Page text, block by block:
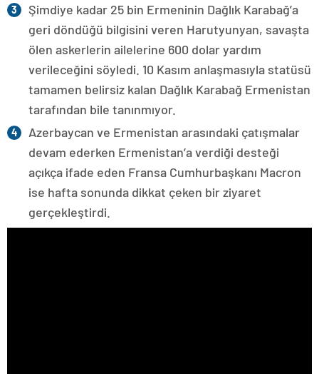
Şimdiye kadar 25 bin Ermeninin Dağlık Karabağ’a
geri döndüğü bilgisini veren Harutyunyan, savaşta
ölen askerlerin ailelerine 600 dolar yardım
verileceğini söyledi. 10 Kasım anlaşmasıyla statüsü
tamamen belirsiz kalan Dağlık Karabağ Ermenistan
tarafından bile tanınmıyor.
Azerbaycan ve Ermenistan arasındaki çatışmalar
devam ederken Ermenistan’a verdiği desteği
açıkça ifade eden Fransa Cumhurbaşkanı Macron
ise hafta sonunda dikkat çeken bir ziyaret
gerçekleştirdi.